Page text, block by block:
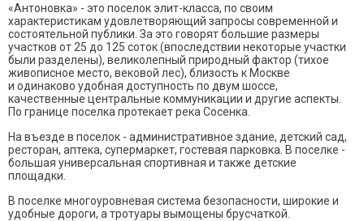
«Антоновка» - это поселок элит-класса, по своим
характеристикам удовлетворяющий запросы современной и
состоятельной публики. За это говорят большие размеры
участков от 25 до 125 соток (впоследствии некоторые участки
были разделены), великолепный природный фактор (тихое
живописное место, вековой лес), близость к Москве
и одинаково удобная доступность по двум шоссе,
качественные центральные коммуникации и другие аспекты.
По границе поселка протекает река Сосенка.
На въезде в поселок - административное здание, детский сад,
ресторан, аптека, супермаркет, гостевая парковка. В поселке -
большая универсальная спортивная и также детские
площадки.
В поселке многоуровневая система безопасности, широкие и
удобные дороги, а тротуары вымощены брусчаткой.